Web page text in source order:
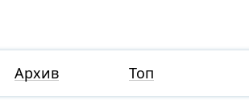
Архив Топ